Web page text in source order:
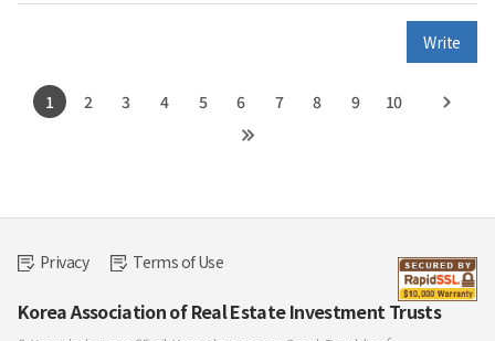
Write
1 2 3 4 5 6 7 8 9 10
Privacy Terms of Use
Korea Association of Real Estate Investment Trusts